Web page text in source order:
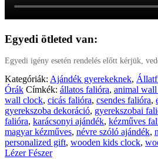
Egyedi ötleted van:
Egyedi igény esetén rendelés előtt kérjük,
Kategóriák: Ajándék gyerekeknek,
Órák Címkék: állatos falióra, animal
wall clock, cicás falióra, csendes falióra,
gyerekszoba dekoráció, gyerekszobai
falióra, karácsonyi ajándék, kézműves
magyar kézműves, névre szóló ajándék,
personalized gift, wooden kids clock,
Lézer Fészer